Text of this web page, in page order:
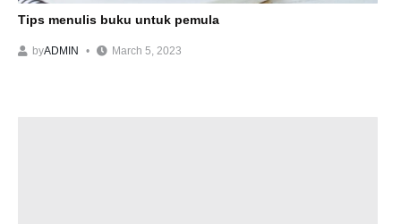
Tips menulis buku untuk pemula
byADMIN March 5, 2023